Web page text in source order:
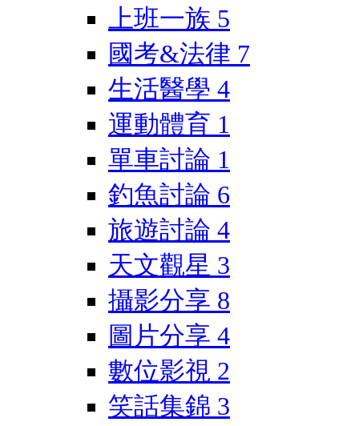
上班一族 5
國考&法律 7
生活醫學 4
運動體育 1
單車討論 1
釣魚討論 6
旅遊討論 4
天文觀星 3
攝影分享 8
圖片分享 4
數位影視 2
笑話集錦 3